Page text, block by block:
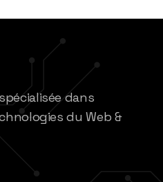
dans
du Web &